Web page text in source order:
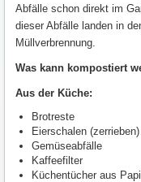
Abfälle schon direkt im
dieser Abfälle landen in
Müllverbrennung.
Was kann kompostiert
Aus der Küche:
Brotreste
Eierschalen (zerrieben)
Gemüseabfälle
Kaffeefilter
Küchentücher aus